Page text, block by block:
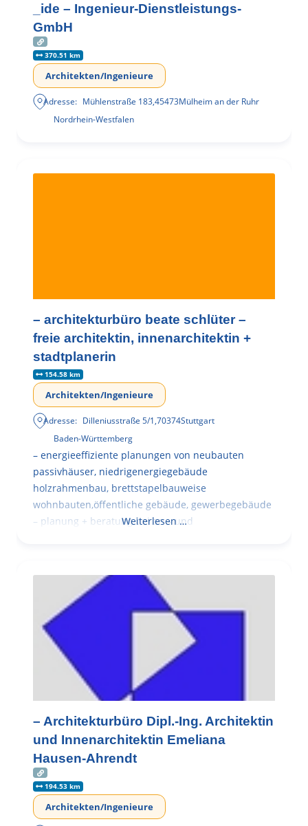
_ide – Ingenieur-Dienstleistungs-
GmbH
370.51 km
Architekten/Ingenieure
Adresse: Mühlenstraße 183,45473Mülheim an der Ruhr
Nordrhein-Westfalen
– architekturbüro beate schlüter –
freie architektin, innenarchitektin +
stadtplanerin
154.58 km
Architekten/Ingenieure
Adresse: Dilleniusstraße 5/1,70374Stuttgart
Baden-Württemberg
– energieeffiziente planungen von neubauten
passivhäuser, niedrigenergiegebäude
holzrahmenbau, brettstapelbauweise
wohnbauten,öffentliche gebäude, gewerbegebäude
– planung + beratung bei an – und
Weiterlesen …
– Architekturbüro Dipl.-Ing. Architektin
und Innenarchitektin Emeliana
Hausen-Ahrendt
194.53 km
Architekten/Ingenieure